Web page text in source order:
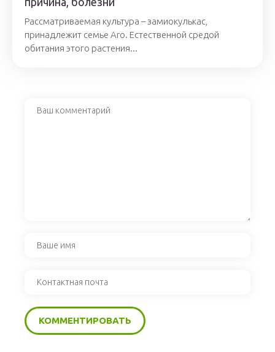
Рассматриваемая культура – замиокулькас,
принадлежит семье Aro. Естественной средой
обитания этого растения...